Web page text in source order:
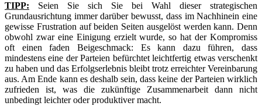
TIPP: Seien Sie sich Sie bei Wahl dieser strategischen
Grundausrichtung immer darüber bewusst, dass im Nachhinein eine
gewisse Frustration auf beiden Seiten ausgelöst werden kann. Denn
obwohl zwar eine Einigung erzielt wurde, so hat der Kompromiss
oft einen faden Beigeschmack: Es kann dazu führen, dass
mindestens eine der Parteien befürchtet leichtfertig etwas verschenkt
zu haben und das Erfolgserlebnis bleibt trotz erreichter Vereinbarung
aus. Am Ende kann es deshalb sein, dass keine der Parteien wirklich
zufrieden ist, was die zukünftige Zusammenarbeit dann nicht
unbedingt leichter oder produktiver macht.